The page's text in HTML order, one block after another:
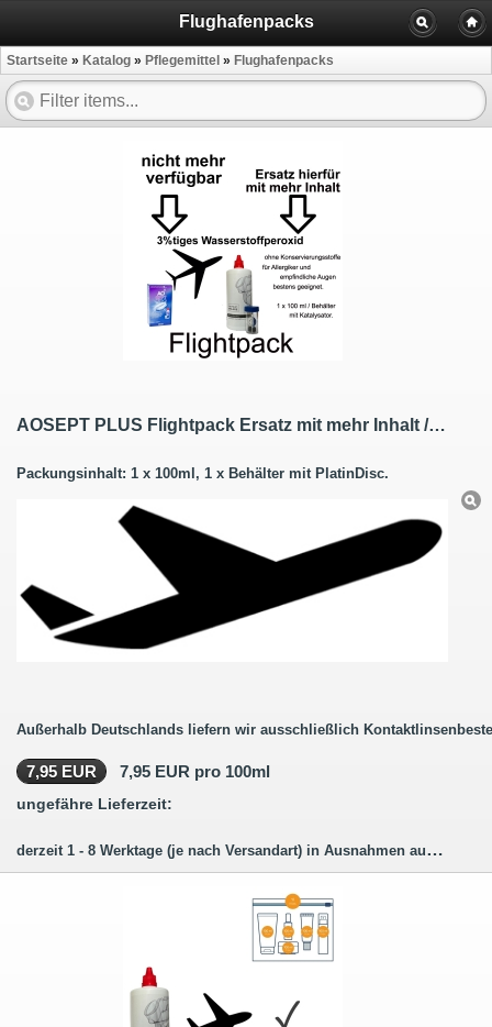
Flughafenpacks
Startseite » Katalog » Pflegemittel » Flughafenpacks
AOSEPT PLUS Flightpack Ersatz mit mehr Inhalt / Premium Pflege Peroxid 100ml
Packungsinhalt: 1 x 100ml, 1 x Behälter mit PlatinDisc.
Außerhalb Deutschlands liefern wir ausschließlich
7,95 EUR 7,95 EUR pro 100ml
ungefähre Lieferzeit:
derzeit 1 - 8 Werktage (je nach Versandart) in Ausnahmen auch länger.